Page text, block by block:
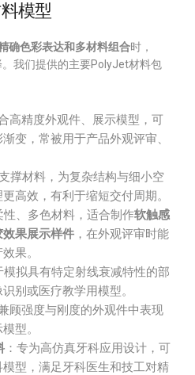
模型
确色彩表达和多材料组合时，
我们提供的主要PolyJet材料包
高精度外观件、展示模型，可
变，常被用于产品外观评审、
撑材料，为复杂结构与细小空
高效，有利于缩短交付周期。
性、多色材料，适合制作软触感
果展示样件 ，在外观评审时能
果。
模拟具有特定射线衰减特性的部
别或医疗教学用模型。
顾强度与刚度的外观件中表现
型。
：专为高仿真牙科应用设计，可
型，满足牙科医生和技工对精